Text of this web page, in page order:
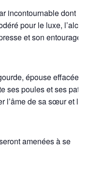
incontournable dont le
pour le luxe,
et son entourage
épouse effacée
ses poules et ses
l’âme de sa sœur et la
amenées à se